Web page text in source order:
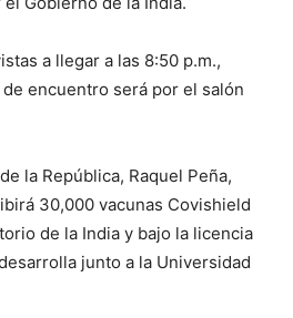
a llegar a las 8:50 p.m.,
encuentro será por el salón
la República, Raquel Peña,
30,000 vacunas Covishield
de la India y bajo la licencia
junto a la Universidad